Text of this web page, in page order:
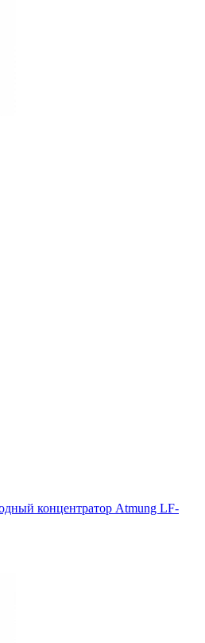
концентратор Atmung LF-